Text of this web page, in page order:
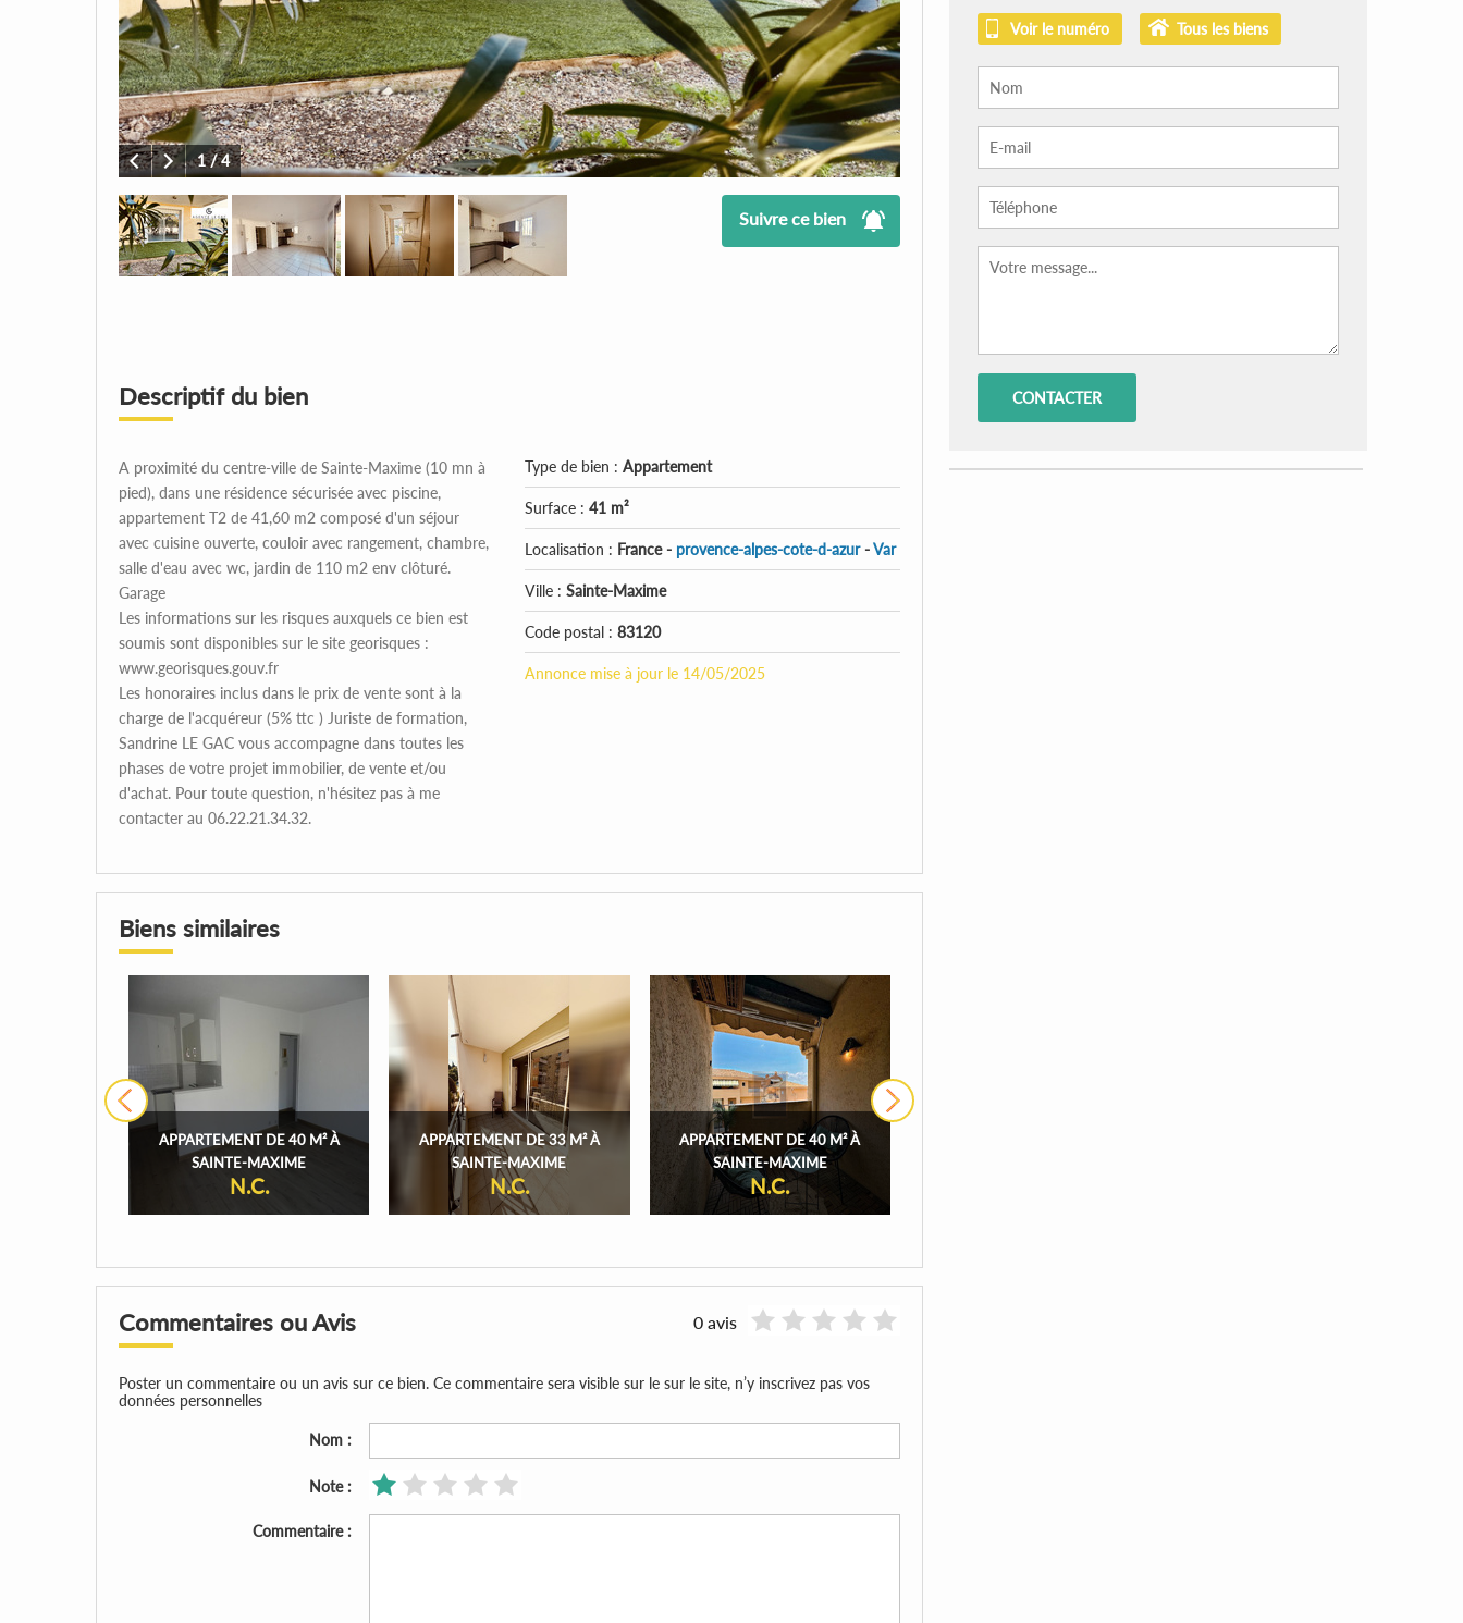
1 / 4
Suivre ce bien
Descriptif du bien
A proximité du centre-ville de Sainte-Maxime (10 mn à
pied), dans une résidence sécurisée avec piscine,
appartement T2 de 41,60 m2 composé d'un séjour
avec cuisine ouverte, couloir avec rangement, chambre,
salle d'eau avec wc, jardin de 110 m2 env clôturé.
Garage
Les informations sur les risques auxquels ce bien est
soumis sont disponibles sur le site georisques :
www.georisques.gouv.fr
Les honoraires inclus dans le prix de vente sont à la
charge de l'acquéreur (5% ttc ) Juriste de formation,
Sandrine LE GAC vous accompagne dans toutes les
phases de votre projet immobilier, de vente et/ou
d'achat. Pour toute question, n'hésitez pas à me
contacter au 06.22.21.34.32.
Type de bien :Appartement
Surface :41 m²
Localisation : France - provence-alpes-cote-d-azur-Var
Ville :Sainte-Maxime
Code postal :83120
Annonce mise à jour le 14/05/2025
Biens similaires
APPARTEMENT DE 40 M² À
SAINTE-MAXIME
N.C.
APPARTEMENT DE 33 M² À
SAINTE-MAXIME
N.C.
APPARTEMENT DE 40 M² À
SAINTE-MAXIME
N.C.
Commentaires ou Avis 0 avis
Poster un commentaire ou un avis sur ce bien. Ce commentaire sera visible sur le sur le site, n’y inscrivez pas vos
données personnelles
Nom :
Note :
Commentaire :
Voir le numéro Tous les biens